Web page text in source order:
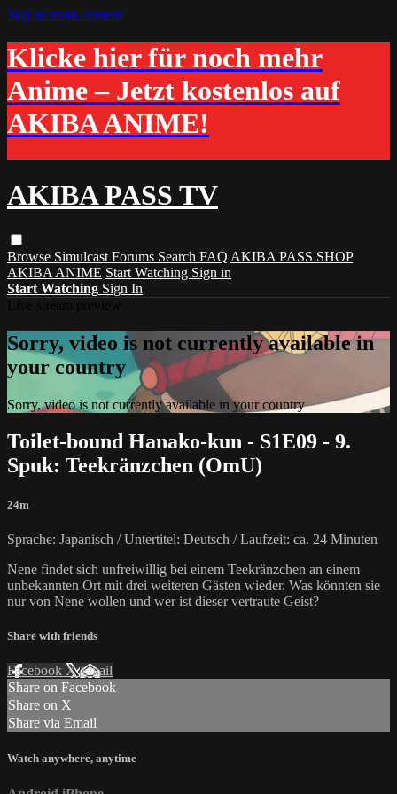
Skip to main content
Klicke hier für noch mehr
Anime – Jetzt kostenlos auf
AKIBA ANIME!
AKIBA PASS TV
Browse Simulcast Forums Search FAQ AKIBA PASS SHOP
AKIBA ANIME Start Watching Sign in
Start Watching Sign In
Sorry, video is not currently available in
your country
Sorry, video is not currently available in your country
Toilet-bound Hanako-kun - S1E09 - 9.
Spuk: Teekränzchen (OmU)
24m
Sprache: Japanisch / Untertitel: Deutsch / Laufzeit: ca. 24 Minuten
Nene findet sich unfreiwillig bei einem Teekränzchen an einem
unbekannten Ort mit drei weiteren Gästen wieder. Was könnten sie
nur von Nene wollen und wer ist dieser vertraute Geist?
Share with friends
Facebook XEmail
Share on Facebook
Share on X
Share via Email
Watch anywhere, anytime